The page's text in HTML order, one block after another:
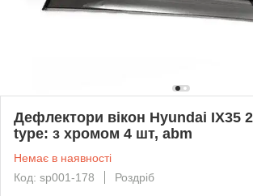
Дефлектори вікон Hyundai IX35
type: з хромом 4 шт, abm
Немає в наявності
Код: sp001-178
Роздріб